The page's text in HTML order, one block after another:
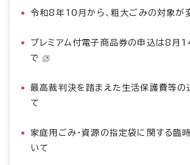
令和8年10月から、粗大ごみの対象が
プレミアム付電子商品券の申込は8月14
で
最高裁判決を踏まえた生活保護費等の
て
家庭用ごみ・資源の指定袋に関する臨
いて